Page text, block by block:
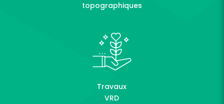
topographiques
Travaux
VRD